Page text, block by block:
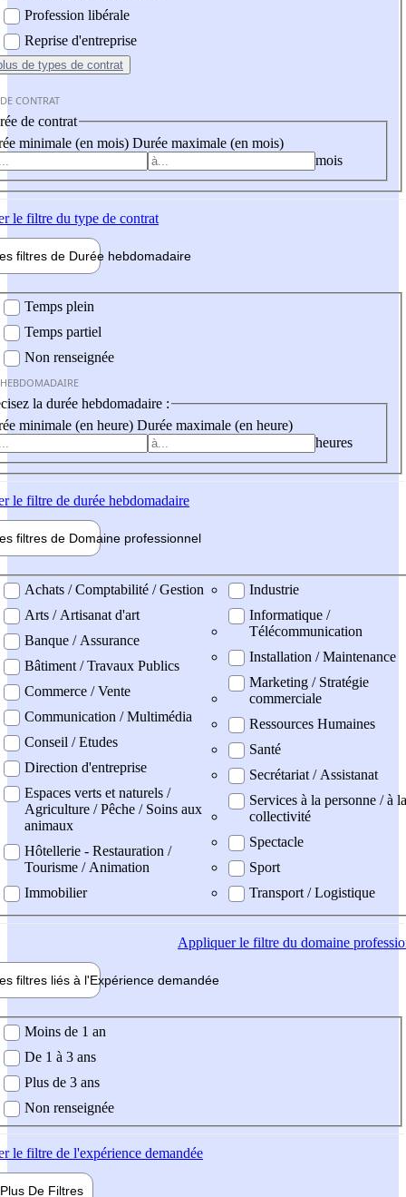
Profession libérale
Reprise d'entreprise
de types de contrat
CONTRAT
de contrat
minimale (en mois) Durée maximale (en mois)
mois
le filtre du type de contrat
filtres de Durée hebdomadaire
Temps plein
Temps partiel
Non renseignée
la durée hebdomadaire :
minimale (en heure) Durée maximale (en heure)
heures
le filtre de durée hebdomadaire
filtres de Domaine professionnel
professionel
Achats / Comptabilité / Gestion
Arts / Artisanat d'art
Banque / Assurance
Bâtiment / Travaux Publics
Commerce / Vente
Communication / Multimédia
Conseil / Etudes
Direction d'entreprise
Espaces verts et naturels /
Agriculture / Pêche / Soins aux
animaux
Hôtellerie - Restauration /
Tourisme / Animation
Immobilier
Industrie
Informatique /
Télécommunication
Installation / Maintenance
Marketing / Stratégie
commerciale
Ressources Humaines
Santé
Secrétariat / Assistanat
Services à la personne / à la
collectivité
Spectacle
Sport
Transport / Logistique
Appliquerle filtre du domaine
filtres liés à l'Expérience demandée
demandée
Moins de 1 an
De 1 à 3 ans
Plus de 3 ans
Non renseignée
le filtre de l'expérience demandée
Plus De Filtres